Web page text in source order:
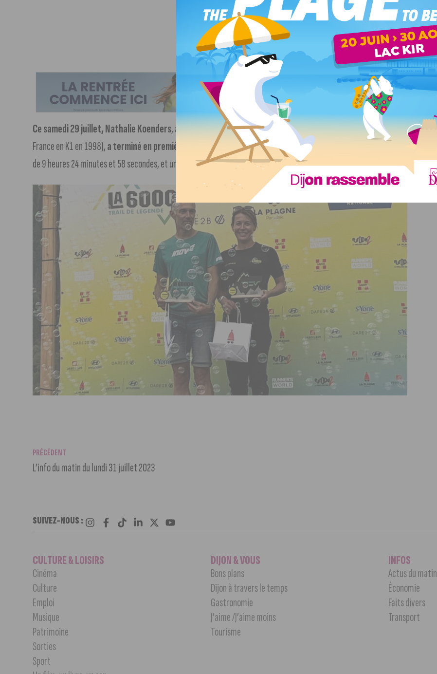
Nathalie Koenders, tout sourire, après 9 heures
24 minutes et 58 secondes de course
Ce samedi 29 juillet, Nathalie Koenders, ancienne sportive de haut niveau en canoë-kayak (Championne de
France en K1 en 1998),a terminé en première position dans la catégorie Master 2, avec un temps de parcours
de 9 heures 24 minutes et 58 secondes, et une vitesse moyenne de 7,29 km/h… avec le sourire !
PRÉCÉDENT
L’info du matin du lundi 31 juillet 2023
SUIVEZ-NOUS :
CULTURE & LOISIRS
Cinéma
Culture
Emploi
Musique
Patrimoine
Sorties
Sport
DIJON & VOUS
Bons plans
Dijon à travers le temps
Gastronomie
J’aime /J’aime moins
Tourisme
INFOS
Actus du matin
Économie
Faits divers
Transport